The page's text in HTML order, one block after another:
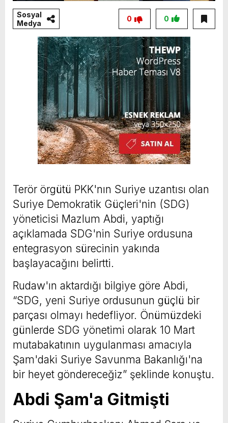
Sosyal
Medya
0
0
Terör örgütü PKK'nın Suriye uzantısı olan
Suriye Demokratik Güçleri'nin (SDG)
yöneticisi Mazlum Abdi, yaptığı
açıklamada SDG'nin Suriye ordusuna
entegrasyon sürecinin yakında
başlayacağını belirtti.
Rudaw'ın aktardığı bilgiye göre Abdi,
“SDG, yeni Suriye ordusunun güçlü bir
parçası olmayı hedefliyor. Önümüzdeki
günlerde SDG yönetimi olarak 10 Mart
mutabakatının uygulanması amacıyla
Şam'daki Suriye Savunma Bakanlığı'na
bir heyet göndereceğiz” şeklinde konuştu.
Abdi Şam'a Gitmişti